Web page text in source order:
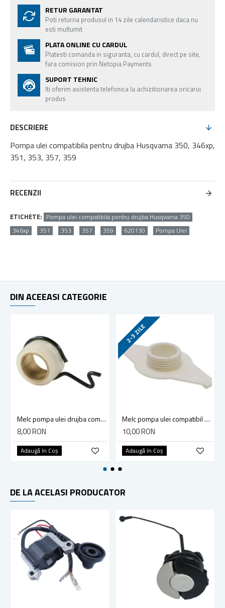
RETUR GARANTAT
Poti returna produsul in 14 zile calendaristice daca nu
esti multumit
PLATA ONLINE CU CARDUL
Platesti comanda in siguranta, cu cardul, direct pe site,
fara comision prin Netopia Payments
SUPORT TEHNIC
Iti oferim asistenta telefonica la achizitionarea oricarui
produs
DESCRIERE
Pompa ulei compatibila pentru drujba Husqvarna 350, 346xp,
351, 353, 357, 359
RECENZII
ETICHETE: Pompa ulei compatibila pentru drujba Husqvarna 350
346xp
351 353 357 359 620130 Pompa Ulei
DIN ACEEASI CATEGORIE
Melc pompa ulei drujba compatibil Stihl MS 170 - MS 250, 017-025
8,00 RON
Adaugă în Coş
2-3 ZILE
Melc pompa ulei compatibil drujba Husqvarna 365, 371, 372 - model nou - model vechi
10,00 RON
Adaugă în Coş
DE LA ACELASI PRODUCATOR